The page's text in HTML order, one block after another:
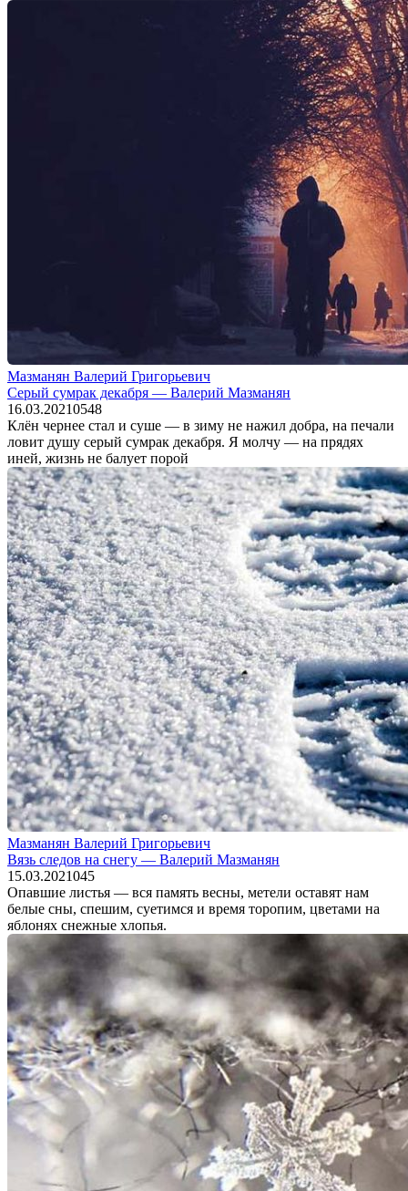
Мазманян Валерий Григорьевич
Серый сумрак декабря — Валерий Мазманян
16.03.20210548
Клён чернее стал и суше — в зиму не нажил добра, на печали
ловит душу серый сумрак декабря. Я молчу — на прядях
иней, жизнь не балует порой
Мазманян Валерий Григорьевич
Вязь следов на снегу — Валерий Мазманян
15.03.2021045
Опавшие листья — вся память весны, метели оставят нам
белые сны, спешим, суетимся и время торопим, цветами на
яблонях снежные хлопья.